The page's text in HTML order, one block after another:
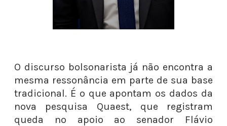
O discurso bolsonarista já não encontra a
mesma ressonância em parte de sua base
tradicional. É o que apontam os dados da
nova pesquisa Quaest, que registram
queda no apoio ao senador Flávio